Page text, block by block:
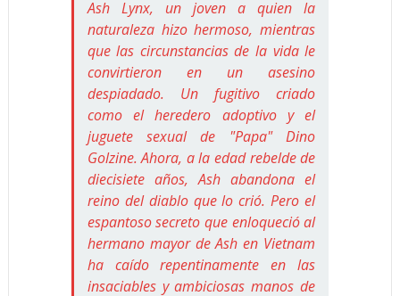
Ash Lynx, un joven a quien la
naturaleza hizo hermoso, mientras
que las circunstancias de la vida le
convirtieron en un asesino
despiadado. Un fugitivo criado
como el heredero adoptivo y el
juguete sexual de "Papa" Dino
Golzine. Ahora, a la edad rebelde de
diecisiete años, Ash abandona el
reino del diablo que lo crió. Pero el
espantoso secreto que enloqueció al
hermano mayor de Ash en Vietnam
ha caído repentinamente en las
insaciables y ambiciosas manos de